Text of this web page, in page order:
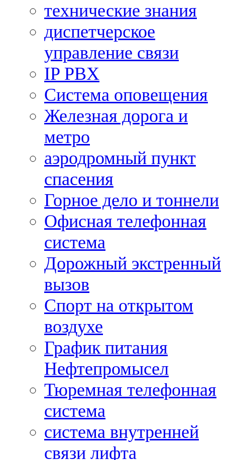
технические знания
диспетчерское
управление связи
IP PBX
Система оповещения
Железная дорога и
метро
аэродромный пункт
спасения
Горное дело и тоннели
Офисная телефонная
система
Дорожный экстренный
вызов
Спорт на открытом
воздухе
График питания
Нефтепромысел
Тюремная телефонная
система
система внутренней
связи лифта